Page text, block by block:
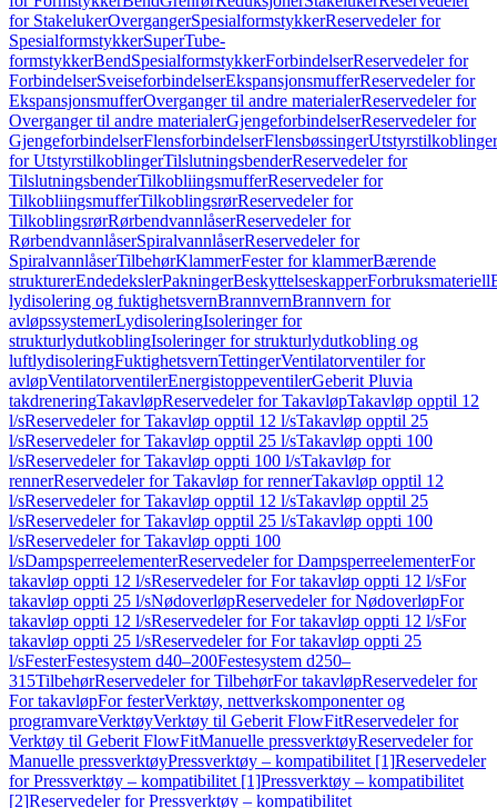
for StakelukerOvergangerSpesialformstykkerReservedeler for
SpesialformstykkerSuperTube-
formstykkerBendSpesialformstykkerForbindelserReservedeler for
ForbindelserSveiseforbindelserEkspansjonsmufferReservedeler for
EkspansjonsmufferOverganger til andre materialerReservedeler for
Overganger til andre materialerGjengeforbindelserReservedeler for
GjengeforbindelserFlensforbindelserFlensbøssingerUtstyrstilkoblinger
for UtstyrstilkoblingerTilslutningsbenderReservedeler for
TilslutningsbenderTilkobliingsmufferReservedeler for
TilkobliingsmufferTilkoblingsrørReservedeler for
TilkoblingsrørRørbendvannlåserReservedeler for
RørbendvannlåserSpiralvannlåserReservedeler for
SpiralvannlåserTilbehørKlammerFester for klammerBærende
strukturerEndedekslerPakningerBeskyttelseskapperForbruksmateriell
lydisolering og fuktighetsvernBrannvernBrannvern for
avløpssystemerLydisoleringIsoleringer for
strukturlydutkoblingIsoleringer for strukturlydutkobling og
luftlydisoleringFuktighetsvernTettingerVentilatorventiler for
avløpVentilatorventilerEnergistoppeventilerGeberit Pluvia
takdreneringTakavløpReservedeler for TakavløpTakavløp opptil 12
l/sReservedeler for Takavløp opptil 12 l/sTakavløp opptil 25
l/sReservedeler for Takavløp opptil 25 l/sTakavløp oppti 100
l/sReservedeler for Takavløp oppti 100 l/sTakavløp for
rennerReservedeler for Takavløp for rennerTakavløp opptil 12
l/sReservedeler for Takavløp opptil 12 l/sTakavløp opptil 25
l/sReservedeler for Takavløp opptil 25 l/sTakavløp oppti 100
l/sReservedeler for Takavløp oppti 100
l/sDampsperreelementerReservedeler for DampsperreelementerFor
takavløp oppti 12 l/sReservedeler for For takavløp oppti 12 l/sFor
takavløp oppti 25 l/sNødoverløpReservedeler for NødoverløpFor
takavløp oppti 12 l/sReservedeler for For takavløp oppti 12 l/sFor
takavløp oppti 25 l/sReservedeler for For takavløp oppti 25
l/sFesterFestesystem d40–200Festesystem d250–
315TilbehørReservedeler for TilbehørFor takavløpReservedeler for
For takavløpFor festerVerktøy, nettverkskomponenter og
programvareVerktøyVerktøy til Geberit FlowFitReservedeler for
Verktøy til Geberit FlowFitManuelle pressverktøyReservedeler for
Manuelle pressverktøyPressverktøy – kompatibilitet [1]Reservedeler
for Pressverktøy – kompatibilitet [1]Pressverktøy – kompatibilitet
[2]Reservedeler for Pressverktøy – kompatibilitet